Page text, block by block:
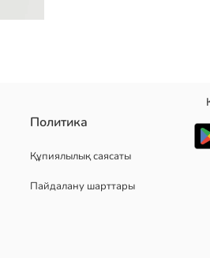
футболка мен бүрмелі шорттан
Политика
Құпиялылық саясаты
Пайдалану шарттары